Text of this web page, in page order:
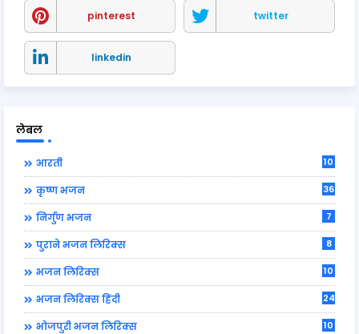
pinterest twitter
linkedin
लेबल
आरती 10
कृष्ण भजन 36
निर्गुण भजन 7
पुराने भजन लिरिक्स 8
भजन लिरिक्स 10
भजन लिरिक्स हिंदी 24
भोजपुरी भजन लिरिक्स 10